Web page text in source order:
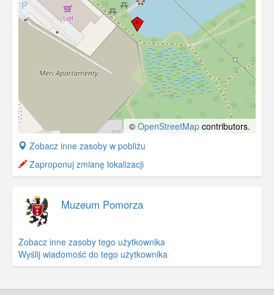
© OpenStreetMap contributors.
+
−
Zobacz inne zasoby w pobliżu
Zaproponuj zmianę lokalizacji
Muzeum Pomorza
Zobacz inne zasoby tego użytkownika
Wyślij wiadomość do tego użytkownika